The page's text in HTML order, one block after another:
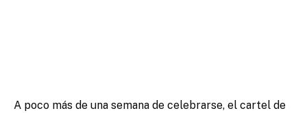
A poco más de una semana de celebrarse, el cartel de